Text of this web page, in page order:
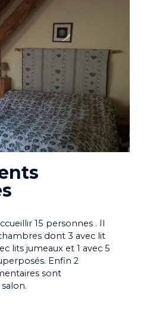
15 personnes . Il
dont 3 avec lit
lits jumeaux et 1 avec 5
Enfin 2
sont